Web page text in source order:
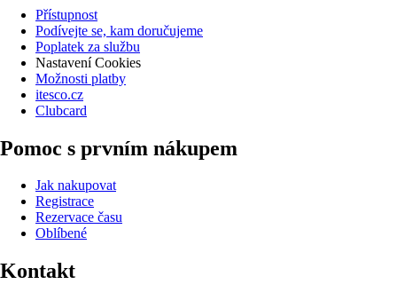
Přístupnost
Podívejte se, kam doručujeme
Poplatek za službu
Nastavení Cookies
Možnosti platby
itesco.cz
Clubcard
Pomoc s prvním nákupem
Jak nakupovat
Registrace
Rezervace času
Oblíbené
Kontakt